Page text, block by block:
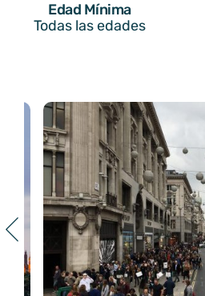
Edad Mínima
Todas las edades